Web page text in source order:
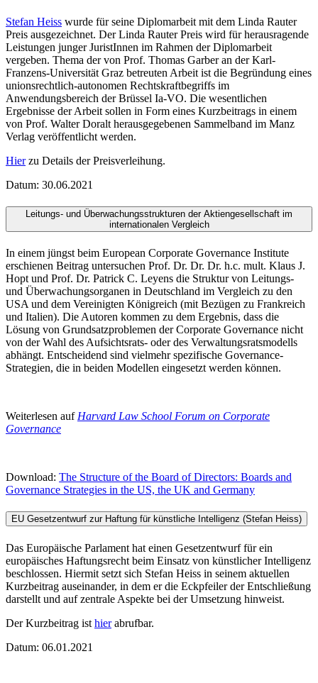
Stefan Heiss wurde für seine Diplomarbeit mit dem Linda Rauter
Preis ausgezeichnet. Der Linda Rauter Preis wird für herausragende
Leistungen junger JuristInnen im Rahmen der Diplomarbeit
vergeben. Thema der von Prof. Thomas Garber an der Karl-
Franzens-Universität Graz betreuten Arbeit ist die Begründung eines
unionsrechtlich-autonomen Rechtskraftbegriffs im
Anwendungsbereich der Brüssel Ia-VO. Die wesentlichen
Ergebnisse der Arbeit sollen in Form eines Kurzbeitrags in einem
von Prof. Walter Doralt herausgegebenen Sammelband im Manz
Verlag veröffentlicht werden.
Hierzu Details der Preisverleihung.
Datum: 30.06.2021
Leitungs- und Überwachungsstrukturen der Aktiengesellschaft im
internationalen Vergleich
In einem jüngst beim European Corporate Governance Institute
erschienen Beitrag untersuchen Prof. Dr. Dr. Dr. h.c. mult. Klaus J.
Hopt und Prof. Dr. Patrick C. Leyens die Struktur von Leitungs-
und Überwachungsorganen in Deutschland im Vergleich zu den
USA und dem Vereinigten Königreich (mit Bezügen zu Frankreich
und Italien). Die Autoren kommen zu dem Ergebnis, dass die
Lösung von Grundsatzproblemen der Corporate Governance nicht
von der Wahl des Aufsichtsrats- oder des Verwaltungsratsmodells
abhängt. Entscheidend sind vielmehr spezifische Governance-
Strategien, die in beiden Modellen eingesetzt werden können.
Weiterlesen auf Harvard Law School Forum on Corporate
Governance
Download: The Structure of the Board of Directors: Boards and
Governance Strategies in the US, the UK and Germany
EU Gesetzentwurf zur Haftung für künstliche Intelligenz (Stefan Heiss)
Das Europäische Parlament hat einen Gesetzentwurf für ein
europäisches Haftungsrecht beim Einsatz von künstlicher Intelligenz
beschlossen. Hiermit setzt sich Stefan Heiss in seinem aktuellen
Kurzbeitrag auseinander, in dem er die Eckpfeiler der Entschließung
darstellt und auf zentrale Aspekte bei der Umsetzung hinweist.
Der Kurzbeitrag ist hierabrufbar.
Datum: 06.01.2021